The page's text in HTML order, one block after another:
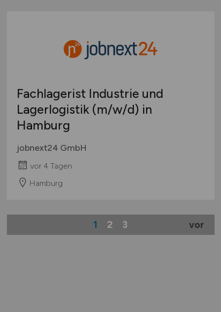
Fachlagerist Industrie und
Lagerlogistik (m/w/d) in
Hamburg
jobnext24 GmbH
vor 4 Tagen
Hamburg
1 2 3 vor